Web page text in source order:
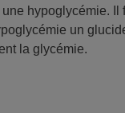
hypoglycémie.
un
la glycémie.